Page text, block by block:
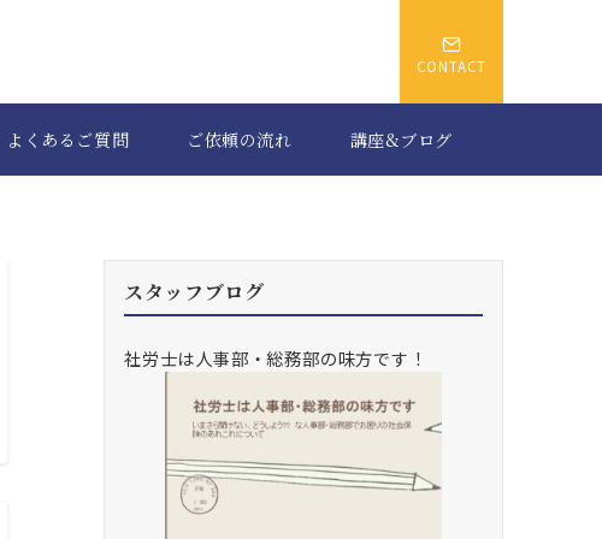
CONTACT
よくあるご質問 ご依頼の流れ 講座&ブログ
スタッフブログ
社労士は人事部・総務部の味方です！